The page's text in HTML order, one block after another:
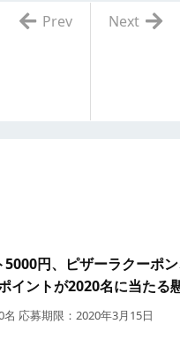
Next
Prev
5000円、ピザーラクーポ
イントが2020名に当たる
応募期限：2020年3月15日